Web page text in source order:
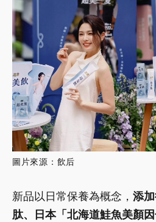
圖片來源：飲后
新品以日常保養為概念， 添
肽、日本「北海道鮭魚美顏